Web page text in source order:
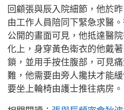
回顧張與辰入院細節，他於
由工作人員陪同下緊急求醫
公開的畫面可見，他抵達醫
化上，身穿黃色衛衣的他戴
鎖，並用手按住腹部，可見
難，他需要由旁人攙扶才能
要坐上輪椅由護士推往病房。